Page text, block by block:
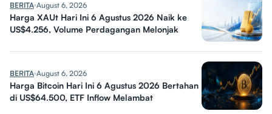
BERITA August 6, 2026
Harga XAUt Hari Ini 6 Agustus 2026 Naik ke
US$4.256, Volume Perdagangan Melonjak
BERITA August 6, 2026
Harga Bitcoin Hari Ini 6 Agustus 2026 Bertahan
di US$64.500, ETF Inflow Melambat